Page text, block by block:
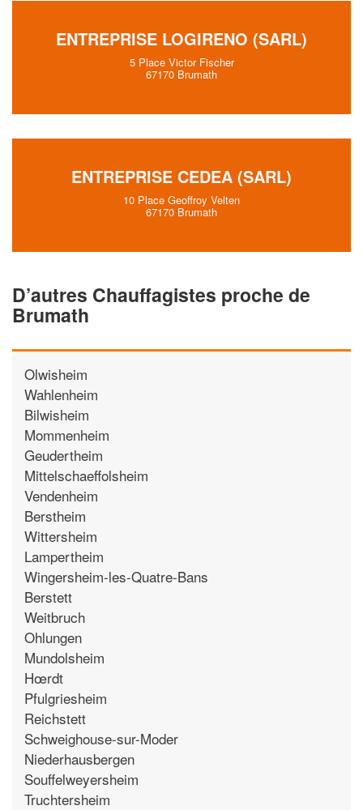
ENTREPRISE LOGIRENO (SARL)
5 Place Victor Fischer
67170 Brumath
ENTREPRISE CEDEA (SARL)
10 Place Geoffroy Velten
67170 Brumath
D’autres Chauffagistes proche de
Brumath
Olwisheim
Wahlenheim
Bilwisheim
Mommenheim
Geudertheim
Mittelschaeffolsheim
Vendenheim
Berstheim
Wittersheim
Lampertheim
Wingersheim-les-Quatre-Bans
Berstett
Weitbruch
Ohlungen
Mundolsheim
Hœrdt
Pfulgriesheim
Reichstett
Schweighouse-sur-Moder
Niederhausbergen
Souffelweyersheim
Truchtersheim